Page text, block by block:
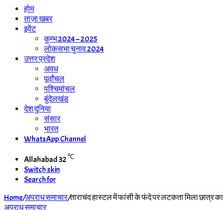
होम
ताज़ा खबर
इवेंट
कुम्भ 2024 – 2025
लोकसभा चुनाव 2024
उत्तर प्रदेश
अवध
पूर्वांचल
पश्चिमांचल
बुंदेलखंड
देश दुनिया
संसार
भारत
WhatsApp Channel
Allahabad32℃
Switch skin
Search for
Home/अपराध समाचार/ताराचंद हास्टल में फांसी के फंदे पर लटकता मिला छात्र
अपराध समाचार